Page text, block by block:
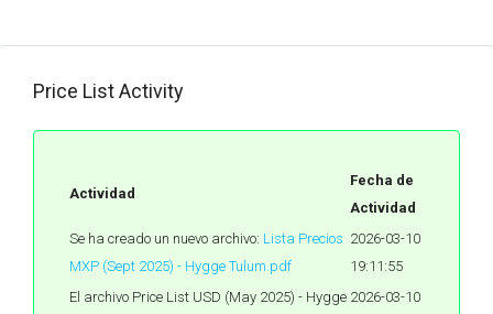
Price List Activity
Actividad
Fecha de
Actividad
Se ha creado un nuevo archivo: Lista Precios
MXP (Sept 2025) - Hygge Tulum.pdf
2026-03-10
19:11:55
El archivo Price List USD (May 2025) - Hygge 2026-03-10